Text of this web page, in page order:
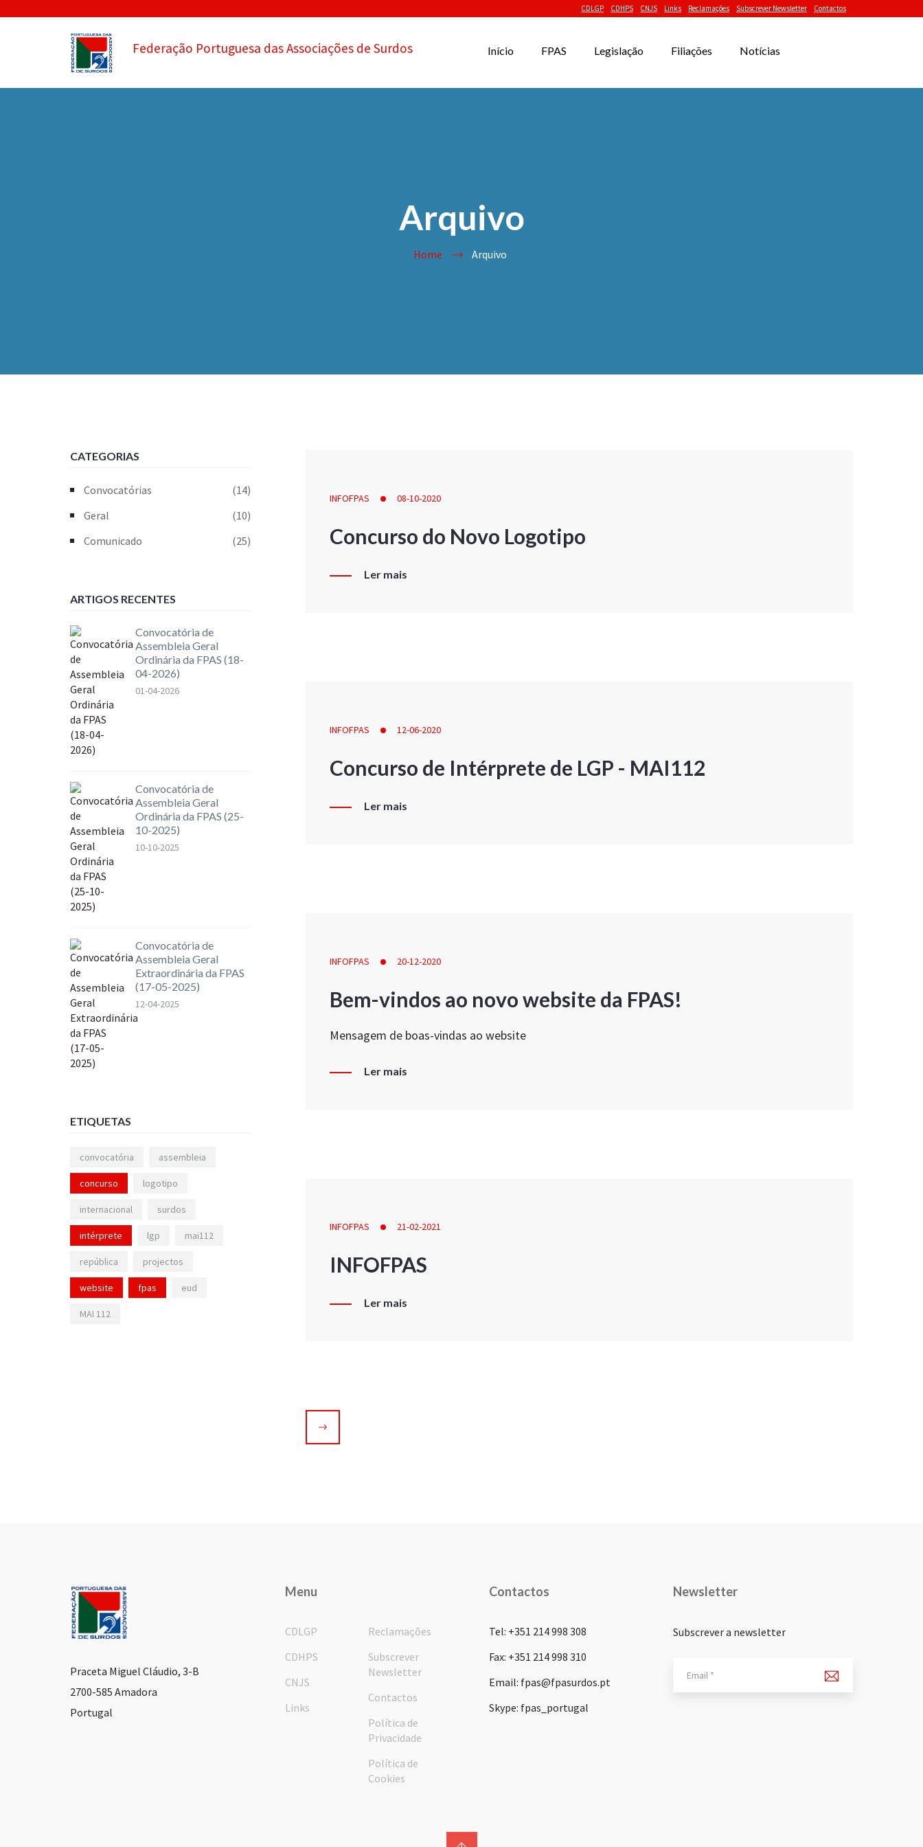
CDLGP CDHPS CNJS Links Reclamações Subscrever Newsletter Contactos
Federação Portuguesa das Associações de Surdos Início FPAS Legislação Filiações Notícias
Arquivo
Home Arquivo
INFOFPAS 08-10-2020
Concurso do Novo Logotipo
Ler mais
INFOFPAS 12-06-2020
Concurso de Intérprete de LGP - MAI112
Ler mais
INFOFPAS 20-12-2020
Bem-vindos ao novo website da FPAS!
Mensagem de boas-vindas ao website
Ler mais
INFOFPAS 21-02-2021
INFOFPAS
Ler mais
CATEGORIAS
Convocatórias
(14)
Geral
(10)
Comunicado
(25)
ARTIGOS RECENTES
Convocatória de
Assembleia Geral
Ordinária da FPAS (18-
04-2026)
01-04-2026
Convocatória de
Assembleia Geral
Ordinária da FPAS (25-
10-2025)
10-10-2025
Convocatória de
Assembleia Geral
Extraordinária da FPAS
(17-05-2025)
12-04-2025
ETIQUETAS
convocatória assembleia
concurso logotipo
internacional surdos
intérprete lgp mai112
república projectos
website fpas eud
MAI 112
Praceta Miguel Cláudio, 3-B
2700-585 Amadora
Portugal
Menu
CDLGP
CDHPS
CNJS
Links
Reclamações
Subscrever
Newsletter
Contactos
Política de
Privacidade
Política de
Cookies
Contactos
Tel: +351 214 998 308
Fax: +351 214 998 310
Email: fpas@fpasurdos.pt
Skype: fpas_portugal
Newsletter
Subscrever a newsletter